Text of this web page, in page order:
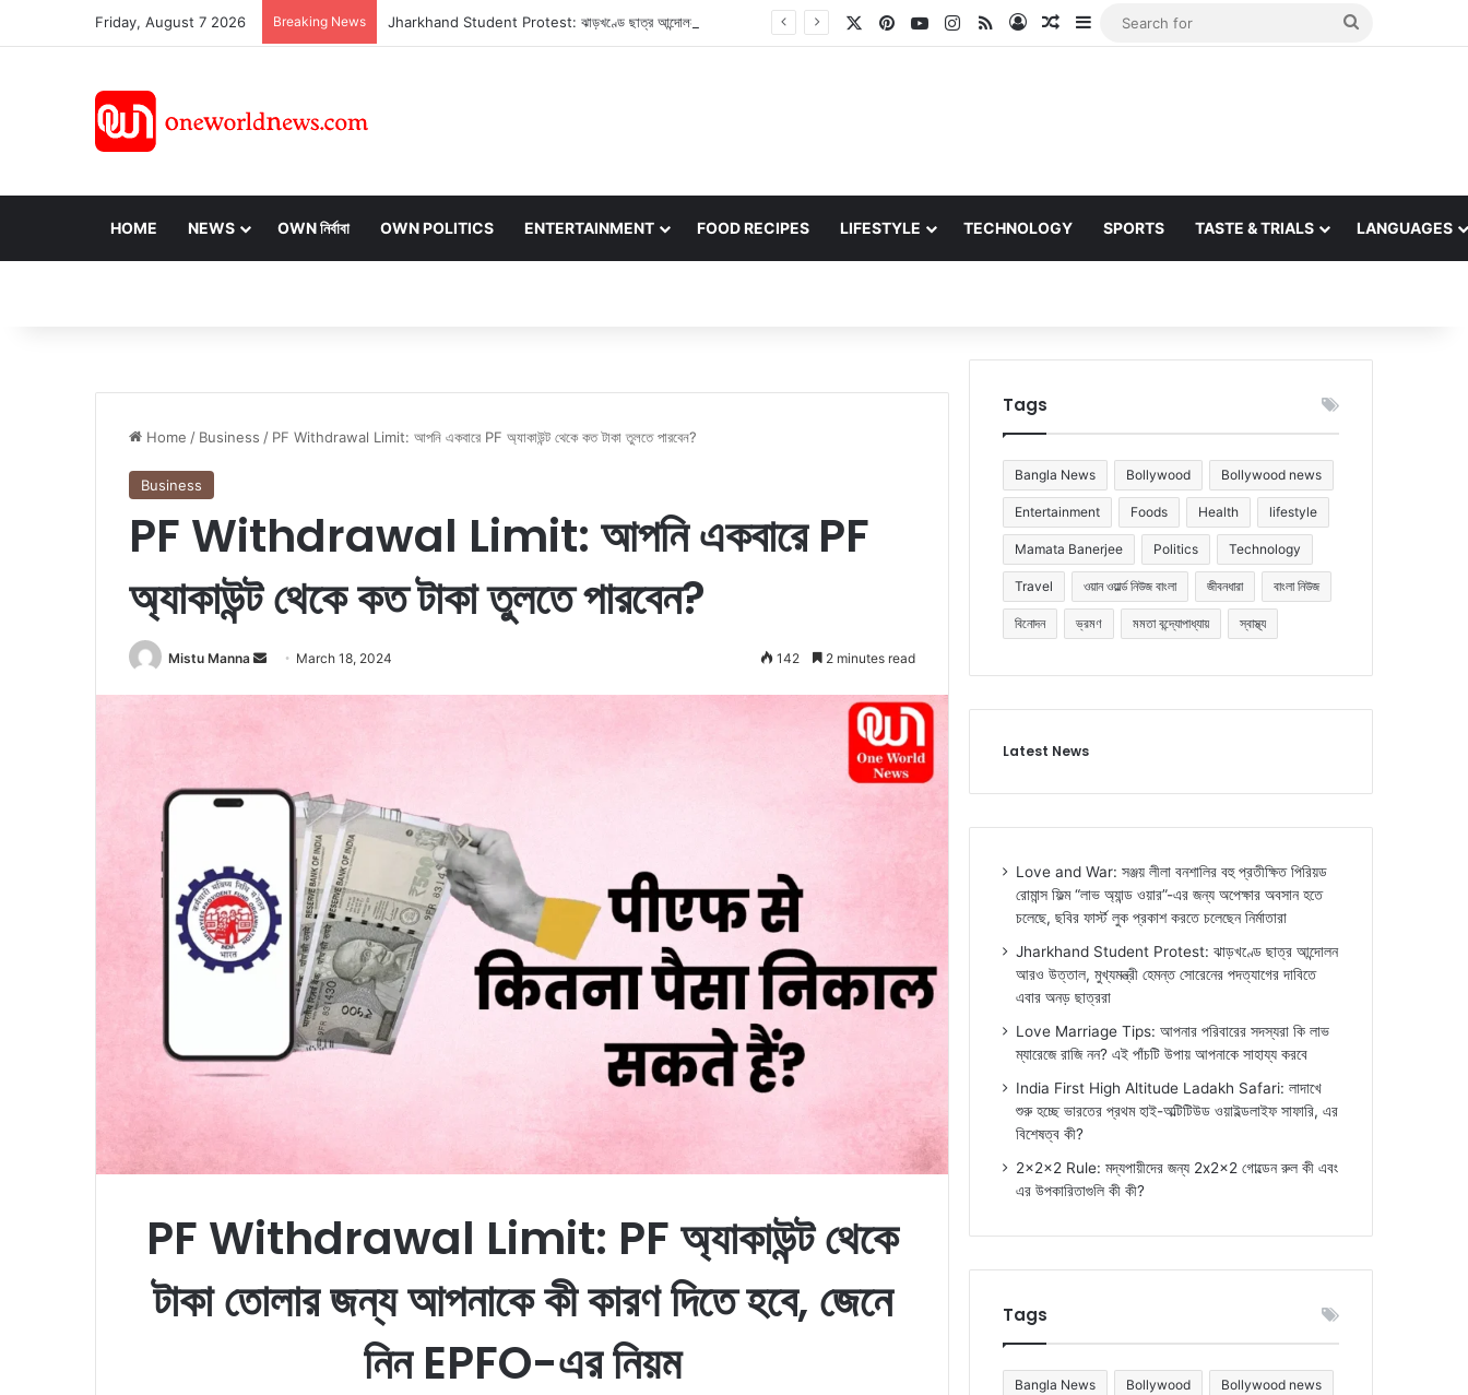
Friday, August 7 2026 Breaking News PinterestYouTubeInstagram
RSS Log InRandom Article
Sidebar
HOME NEWS OWN নির্বাবা OWN POLITICS ENTERTAINMENT FOOD RECIPES LIFESTYLE TECHNOLOGY SPORTS TASTE & TRIALS LANGUAGES
Home / Business / PF Withdrawal Limit: আপনি একবারে PF অ্যাকাউন্ট থেকে কত টাকা তুলতে পারবেন?
Business
PF Withdrawal Limit: আপনি একবারে PF
অ্যাকাউন্ট থেকে কত টাকা তুলতে পারবেন?
Mistu Manna
n
i
March 18, 2024 142 2 minutes read
PF Withdrawal Limit: PF অ্যাকাউন্ট থেকে
টাকা তোলার জন্য আপনাকে কী কারণ দিতে হবে, জেনে
নিন EPFO-এর নিয়ম
Tags
Bangla News Bollywood Bollywood news
Entertainment Foods Health lifestyle
Mamata Banerjee Politics Technology
Travel ওয়ান ওয়ার্ল্ড নিউজ বাংলা জীবনধারা বাংলা নিউজ
বিনোদন ভ্রমণ মমতা বন্দ্যোপাধ্যায় স্বাস্থ্য
Latest News
Love and War: সঞ্জয় লীলা বনশালির বহু প্রতীক্ষিত পিরিয়ড
রোমান্স ফিল্ম “লাভ অ্যান্ড ওয়ার”-এর জন্য অপেক্ষার অবসান হতে
চলেছে, ছবির ফার্স্ট লুক প্রকাশ করতে চলেছেন নির্মাতারা
Jharkhand Student Protest: ঝাড়খণ্ডে ছাত্র আন্দোলন
আরও উত্তাল, মুখ্যমন্ত্রী হেমন্ত সোরেনের পদত্যাগের দাবিতে
এবার অনড় ছাত্ররা
Love Marriage Tips: আপনার পরিবারের সদস্যরা কি লাভ
ম্যারেজে রাজি নন? এই পাঁচটি উপায় আপনাকে সাহায্য করবে
India First High Altitude Ladakh Safari: লাদাখে
শুরু হচ্ছে ভারতের প্রথম হাই-অল্টিটিউড ওয়াইল্ডলাইফ সাফারি, এর
বিশেষত্ব কী?
2x2x2 Rule: মদ্যপায়ীদের জন্য 2x2x2 গোল্ডেন রুল কী এবং
এর উপকারিতাগুলি কী কী?
Tags
Bangla News Bollywood Bollywood news